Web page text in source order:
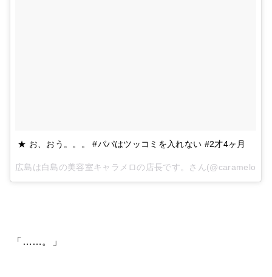
★ お、おう。。。 #パパはツッコミを入れない #2才4ヶ月
広島は白島の美容室キャラメロの店長です。さん
「……。」